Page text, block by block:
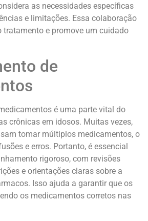
as necessidades específicas
e limitações. Essa colaboração
tratamento e promove um cuidado
de
é uma parte vital do
crônicas em idosos. Muitas vezes,
tomar múltiplos medicamentos, o
e erros. Portanto, é essencial
rigoroso, com revisões
e orientações claras sobre a
Isso ajuda a garantir que os
os medicamentos corretos nas